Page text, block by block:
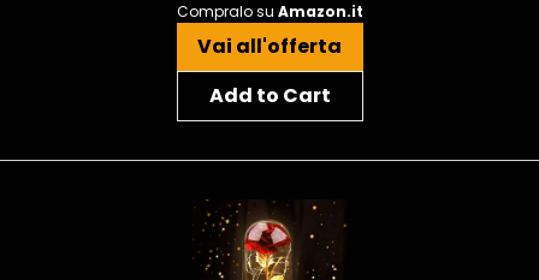
Compralo su Amazon.it
Vai all'offerta
Add to Cart